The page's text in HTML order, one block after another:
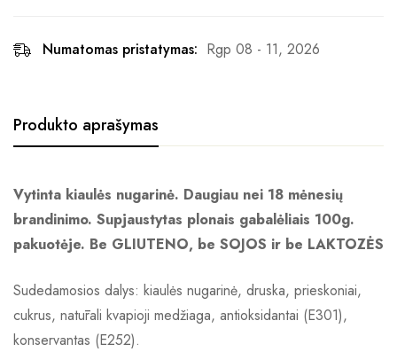
Numatomas pristatymas: Rgp 08 - 11, 2026
Produkto aprašymas
Vytinta kiaulės nugarinė. Daugiau nei 18 mėnesių
brandinimo. Supjaustytas plonais gabalėliais 100g.
pakuotėje. Be GLIUTENO, be SOJOS ir be LAKTOZĖS
Sudedamosios dalys: kiaulės nugarinė, druska, prieskoniai,
cukrus, natūrali kvapioji medžiaga, antioksidantai (E301),
konservantas (E252).